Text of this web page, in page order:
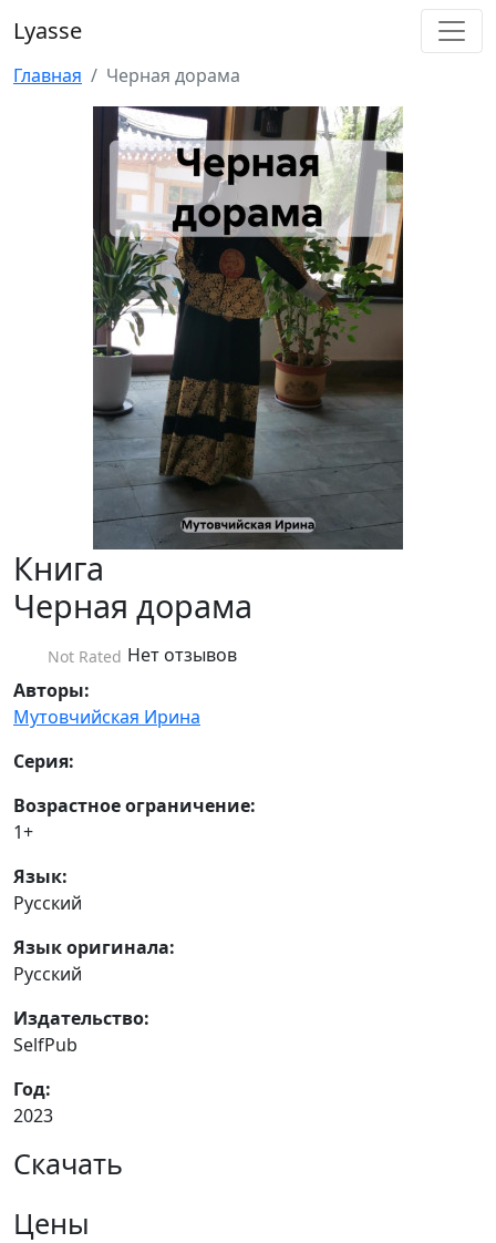
Lyasse
Главная Черная дорама
Книга
Черная дорама
Not Rated Нет отзывов
Авторы:
Мутовчийская Ирина
Серия:
Возрастное ограничение:
1+
Язык:
Русский
Язык оригинала:
Русский
Издательство:
SelfPub
Год:
2023
Скачать
Цены